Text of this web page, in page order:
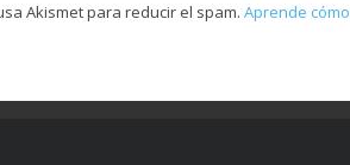
Akismet para reducir el spam. Aprende